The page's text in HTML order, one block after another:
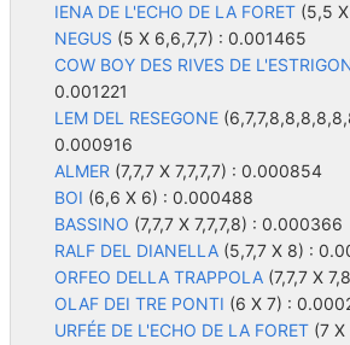
IENA DE L'ECHO DE LA FORET (5,5
NEGUS (5 X 6,6,7,7) : 0.001465
COW BOY DES RIVES DE
0.001221
LEM DEL RESEGONE
0.000916
ALMER (7,7,7 X 7,7,7,7) : 0.000854
BOI (6,6 X 6) : 0.000488
BASSINO (7,7,7 X 7,7,7,8) : 0.000366
RALF DEL DIANELLA (5,7,7 X 8) :
ORFEO DELLA TRAPPOLA (7,7,7 X
OLAF DEI TRE PONTI (6 X 7) :
URFÉE DE L'ECHO DE LA FORET (7